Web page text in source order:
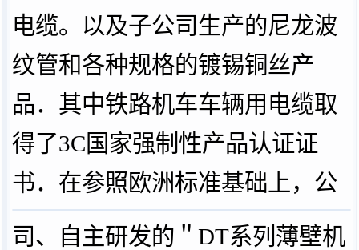
电缆。以及子公司生产的尼龙波
纹管和各种规格的镀锡铜丝产
品．其中铁路机车车辆用电缆取
得了3C国家强制性产品认证证
书．在参照欧洲标准基础上 ，公
司、自主研发的＂DT系列薄壁机